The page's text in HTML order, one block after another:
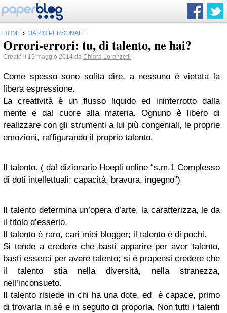
HOME › DIARIO PERSONALE
Orrori-errori: tu, di talento, ne hai?
Creato il 15 maggio 2014 da Chiara Lorenzetti
Come spesso sono solita dire, a nessuno è vietata la
libera espressione.
La creatività è un flusso liquido ed ininterrotto dalla
mente e dal cuore alla materia. Ognuno è libero di
realizzare con gli strumenti a lui più congeniali, le proprie
emozioni, raffigurando il proprio talento.
Il talento. ( dal dizionario Hoepli online “s.m.1Complesso
di doti intellettuali; capacità, bravura, ingegno”)
Il talento determina un’opera d’arte, la caratterizza, le da
il titolo d’esserlo.
Il talento è raro, cari miei blogger; il talento è di pochi.
Si tende a credere che basti apparire per aver talento,
basti esserci per avere talento; si è propensi credere che
il talento stia nella diversità, nella stranezza,
nell’inconsueto.
Il talento risiede in chi ha una dote, ed è capace, primo
di trovarla in sé e in seguito di proporla. Non tutti i talenti